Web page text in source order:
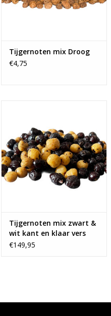
Tijgernoten mix Droog
€4,75
Baitworld. Onze heerlijke partikel
mixen doen de karpers doen
smikkelen!
Tijgernoten mix zwart &
wit kant en klaar vers
€149,95